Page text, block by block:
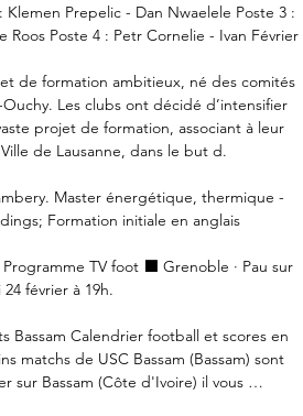
Klemen Prepelic - Dan Nwaelele Poste 3 :
Roos Poste 4 : Petr Cornelie - Ivan Février
de formation ambitieux, né des comités
Les clubs ont décidé d’intensifier
projet de formation, associant à leur
de Lausanne, dans le but d.
Master énergétique, thermique -
Formation initiale en anglais
TV foot ⬛ Grenoble · Pau sur
février à 19h.
Bassam Calendrier football et scores en
matchs de USC Bassam (Bassam) sont
sur Bassam (Côte d'Ivoire) il vous …